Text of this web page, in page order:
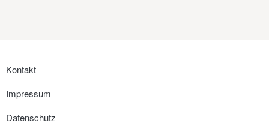
Kontakt
Impressum
Datenschutz